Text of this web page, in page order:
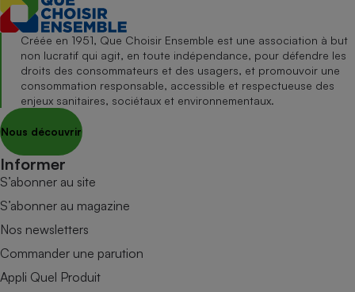
Créée en 1951, Que Choisir Ensemble est une association à but
non lucratif qui agit, en toute indépendance, pour défendre les
droits des consommateurs et des usagers, et promouvoir une
consommation responsable, accessible et respectueuse des
enjeux sanitaires, sociétaux et environnementaux.
Nous découvrir
Informer
S’abonner au site
S’abonner au magazine
Nos newsletters
Commander une parution
Appli Quel Produit